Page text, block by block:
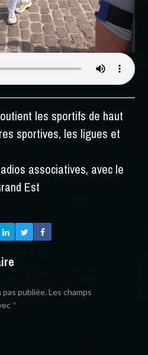
les sportifs de haut
sportives, les ligues et
associatives, avec le
Est
publiée. Les champs
*